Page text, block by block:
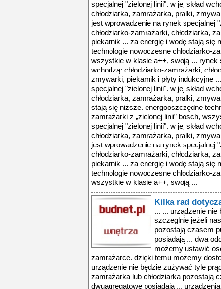
specjalnej "zielonej linii". w jej skład
chłodziarka, zamrażarka, pralki,
jest wprowadzenie na rynek specjalnej
chłodziarko-zamrażarki, chłodziarka,
piekarnik ... za energię i wodę stają się
technologie nowoczesne chłodziarko-
wszystkie w klasie a++, swoją ... rynek
wchodzą: chłodziarko-zamrażarki,
zmywarki, piekarnik i płyty indukcyjne
specjalnej "zielonej linii". w jej skład
chłodziarka, zamrażarka, pralki,
stają się niższe. energooszczędne
zamrażarki z „zielonej linii” bosch,
specjalnej "zielonej linii". w jej skład
chłodziarka, zamrażarka, pralki,
jest wprowadzenie na rynek specjalnej
chłodziarko-zamrażarki, chłodziarka,
piekarnik ... za energię i wodę stają się
technologie nowoczesne chłodziarko-
wszystkie w klasie a++, swoją ...
Kilka rad
... ... urządzenie nie
szczeglnie jeżeli
pozostają czasem
posiadają ... dwa
możemy ustawić
zamrażarce. dzięki temu możemy
urządzenie nie będzie zużywać tyle
zamrażarka lub chłodziarka pozostają
dwuagregatowe posiadają ...